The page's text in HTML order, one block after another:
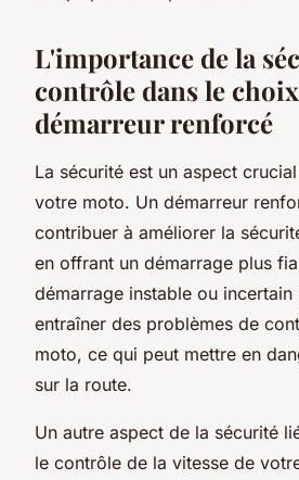
L'importance de la
contrôle dans le
démarreur renforcé
La sécurité est un aspect
votre moto. Un démarreur
contribuer à améliorer la
en offrant un démarrage plus
démarrage instable ou
entraîner des problèmes de
moto, ce qui peut mettre en
sur la route.
Un autre aspect de la sécurité
le contrôle de la vitesse de